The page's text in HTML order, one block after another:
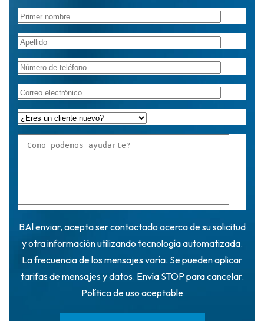
BAl enviar, acepta ser contactado acerca de su solicitud
y otra información utilizando tecnología automatizada.
La frecuencia de los mensajes varía. Se pueden aplicar
tarifas de mensajes y datos. Envía STOP para cancelar.
Política de uso aceptable